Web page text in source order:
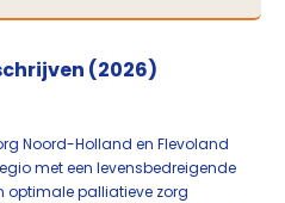
(2026)
Noord-Holland en Flevoland
met een levensbedreigende
palliatieve zorg